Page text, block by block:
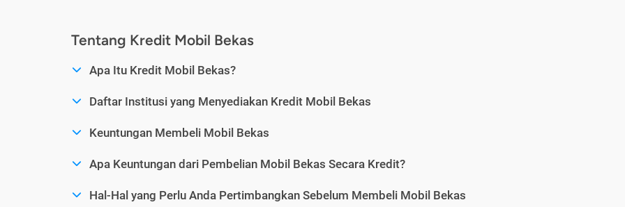
Tentang Kredit Mobil Bekas
Apa Itu Kredit Mobil Bekas?
Daftar Institusi yang Menyediakan Kredit Mobil Bekas
Keuntungan Membeli Mobil Bekas
Apa Keuntungan dari Pembelian Mobil Bekas Secara Kredit?
Hal-Hal yang Perlu Anda Pertimbangkan Sebelum Membeli Mobil Bekas